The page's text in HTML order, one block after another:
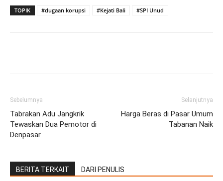
TOPIK #dugaan korupsi #Kejati Bali #SPI Unud
Sebelumnya
Tabrakan Adu Jangkrik
Tewaskan Dua Pemotor di
Denpasar
Selanjutnya
Harga Beras di Pasar Umum
Tabanan Naik
BERITA TERKAIT DARI PENULIS